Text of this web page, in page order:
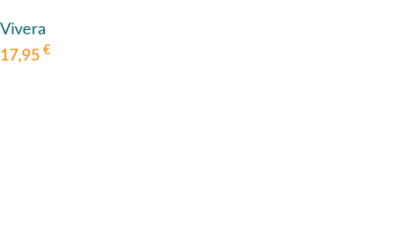
Vivera
17,95 €